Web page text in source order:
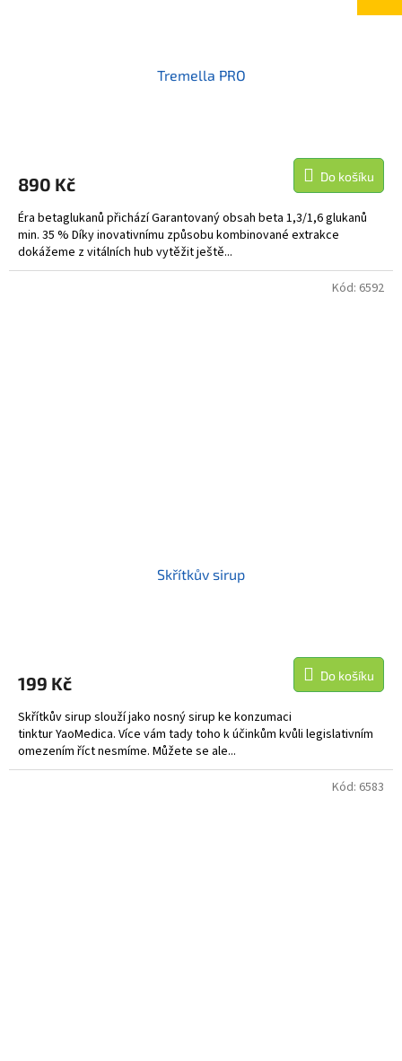
Tremella PRO
890 Kč Do košíku
Éra betaglukanů přichází Garantovaný obsah beta 1,3/1,6 glukanů
min. 35 % Díky inovativnímu způsobu kombinované extrakce
dokážeme z vitálních hub vytěžit ještě...
Skřítkův sirup
199 Kč Do košíku
Skřítkův sirup slouží jako nosný sirup ke konzumaci
tinktur YaoMedica. Více vám tady toho k účinkům kvůli legislativním
omezením říct nesmíme. Můžete se ale...
Kód: 6592
Kód: 6583